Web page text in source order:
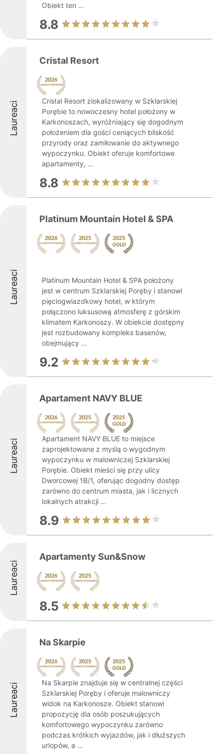
Obiekt ten ...
8.8
Laureaci
Cristal Resort
Cristal Resort zlokalizowany w Szklarskiej
Porębie to nowoczesny hotel położony w
Karkonoszach, wyróżniający się dogodnym
położeniem dla gości ceniących bliskość
przyrody oraz zamiłowanie do aktywnego
wypoczynku. Obiekt oferuje komfortowe
apartamenty, ...
8.8
Laureaci
Platinum Mountain Hotel & SPA
Platinum Mountain Hotel & SPA położony
jest w centrum Szklarskiej Poręby i stanowi
pięciogwiazdkowy hotel, w którym
połączono luksusową atmosferę z górskim
klimatem Karkonoszy. W obiekcie dostępny
jest rozbudowany kompleks basenów,
obejmujący ...
9.2
Laureaci
Apartament NAVY BLUE
Apartament NAVY BLUE to miejsce
zaprojektowane z myślą o wygodnym
wypoczynku w malowniczej Szklarskiej
Porębie. Obiekt mieści się przy ulicy
Dworcowej 1B/1, oferując dogodny dostęp
zarówno do centrum miasta, jak i licznych
lokalnych atrakcji ...
8.9
Laureaci
Apartamenty Sun&Snow
8.5
Laureaci
Na Skarpie
Na Skarpie znajduje się w centralnej części
Szklarskiej Poręby i oferuje malowniczy
widok na Karkonosze. Obiekt stanowi
propozycję dla osób poszukujących
komfortowego wypoczynku zarówno
podczas krótkich wyjazdów, jak i dłuższych
urlopów, a ...